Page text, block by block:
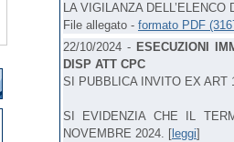
LA VIGILANZA DELL’ELENCO
File allegato - formato PDF
22/10/2024 - ESECUZIONI
DISP ATT CPC
SI PUBBLICA INVITO EX ART
SI EVIDENZIA CHE IL
NOVEMBRE 2024. [leggi]